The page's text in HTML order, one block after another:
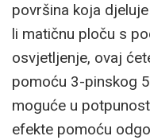
površina koja
li matičnu ploču s
osvjetljenje, ovaj
pomoću 3-pinskog
moguće u
efekte pomoću